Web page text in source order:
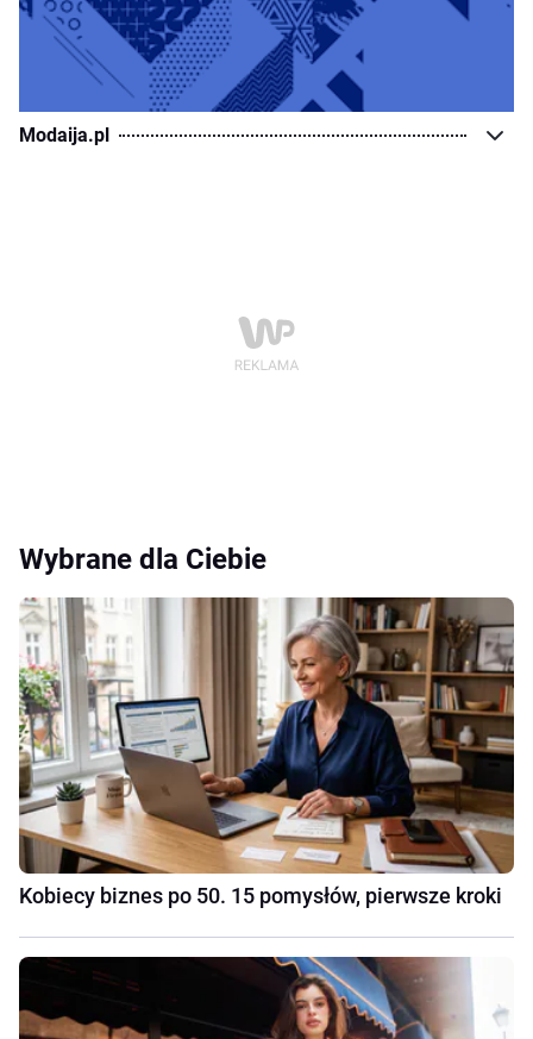
Modaija.pl
Wybrane dla Ciebie
Kobiecy biznes po 50. 15 pomysłów, pierwsze kroki